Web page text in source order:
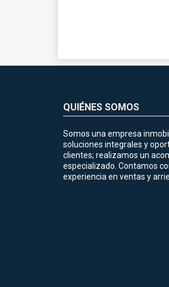
QUIÉNES SOMOS
Somos una empresa
soluciones integrales y
clientes; realizamos un
especializado. Contamos
experiencia en ventas y